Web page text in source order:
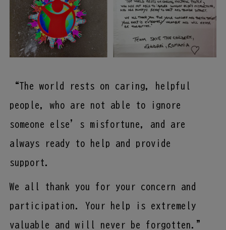
“The world rests on caring, helpful
people, who are not able to ignore
someone else’s misfortune, and are
always ready to help and provide
support.
We all thank you for your concern and
participation. Your help is extremely
valuable and will never be forgotten.”